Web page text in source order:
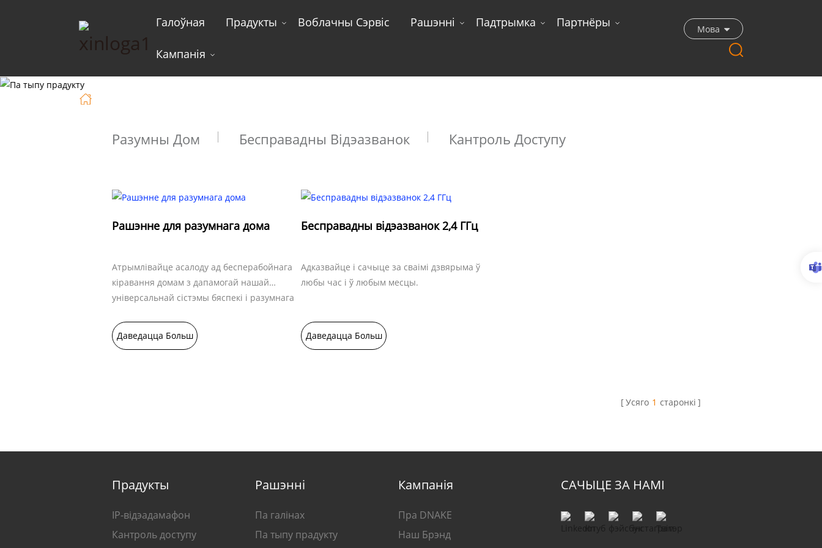
Галоўная Прадукты Воблачны Сэрвіс Рашэнні Падтрымка Партнёры
Кампанія
Мова
Па тыпу прадукту
Разумны Дом Бесправадны Відэазванок Кантроль Доступу
Рашэнне для разумнага дома
Атрымлівайце асалоду ад бесперабойнага
кіравання домам з дапамогай нашай
універсальнай сістэмы бяспекі і разумнага
Даведацца Больш
Бесправадны відэазванок 2,4 ГГц
Адказвайце і сачыце за сваімі дзвярыма ў
любы час і ў любым месцы.
Даведацца Больш
Усяго 1 старонкі
Прадукты
IP-відэадамафон
Кантроль доступу
Рашэнні
Па галінах
Па тыпу прадукту
Кампанія
Пра DNAKE
Наш Брэнд
САЧЫЦЕ ЗА НАМІ